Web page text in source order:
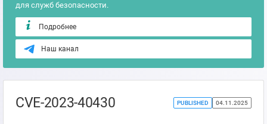
для служб безопасности.
Подробнее
Наш канал
CVE-2023-40430 PUBLISHED 04.11.2025